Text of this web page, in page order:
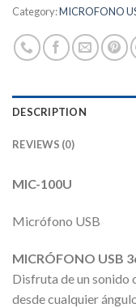
Category:MICROFONO
DESCRIPTION
REVIEWS (0)
MIC-100U
Micrófono USB
MICRÓFONO USB
Disfruta de un sonido
desde cualquier